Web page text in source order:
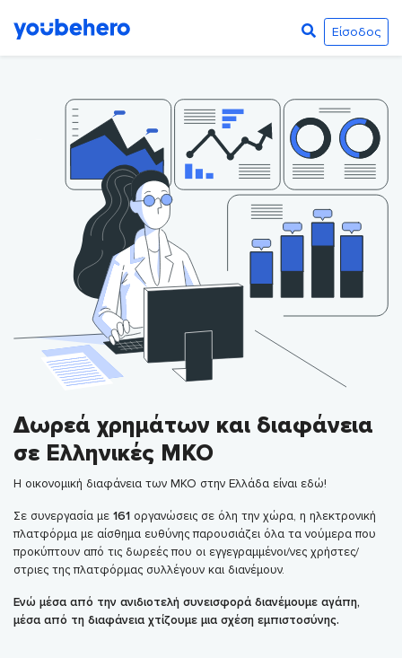
Είσοδος
Δωρεά χρημάτων και διαφάνεια
σε Ελληνικές ΜΚΟ
Η οικονομική διαφάνεια των ΜΚΟ στην Ελλάδα είναι εδώ!
Σε συνεργασία με 161 οργανώσεις σε όλη την χώρα, η ηλεκτρονική
πλατφόρμα με αίσθημα ευθύνης παρουσιάζει όλα τα νούμερα που
προκύπτουν από τις δωρεές που οι εγγεγραμμένοι/νες χρήστες/
στριες της πλατφόρμας συλλέγουν και διανέμουν.
Ενώ μέσα από την ανιδιοτελή συνεισφορά διανέμουμε αγάπη,
μέσα από τη διαφάνεια χτίζουμε μια σχέση εμπιστοσύνης.